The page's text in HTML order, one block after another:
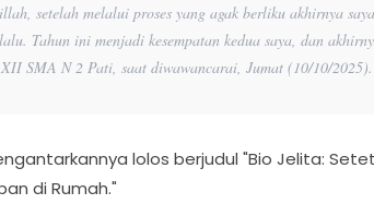
setelah melalui proses yang agak berliku akhirnya
Tahun ini menjadi kesempatan kedua saya, dan
SMA N 2 Pati, saat diwawancarai, Jumat (10/10/2025).
lolos berjudul "Bio Jelita:
di Rumah."